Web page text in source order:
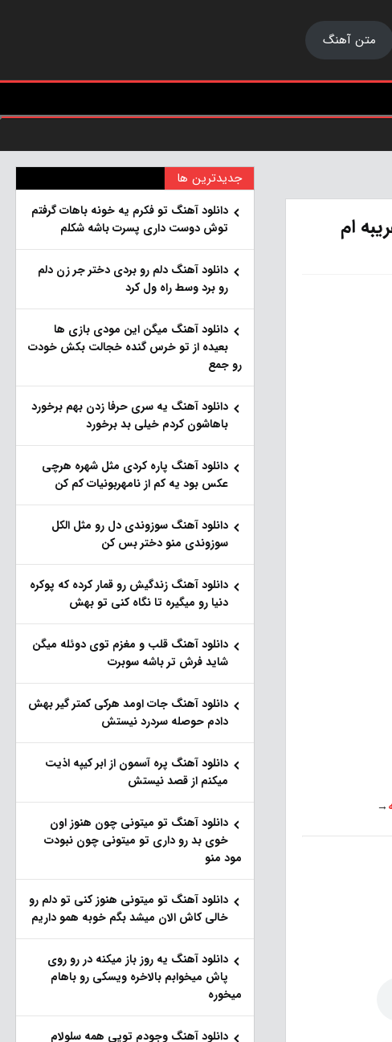
متن آهنگ
ام
→
جدیدترین ها
دانلود آهنگ تو فکرم یه خونه باهات گرفتم
توش دوست داری پسرت باشه شکلم
دانلود آهنگ دلم رو بردی دختر جر زن دلم
رو برد وسط راه ول کرد
دانلود آهنگ میگن این مودی بازی ها
بعیده از تو خرس گنده خجالت بکش خودت
رو جمع
دانلود آهنگ یه سری حرفا زدن بهم برخورد
باهاشون کردم خیلی بد برخورد
دانلود آهنگ پاره کردی مثل شهره هرچی
عکس بود یه کم از نامهربونیات کم کن
دانلود آهنگ سوزوندی دل رو مثل الکل
سوزوندی منو دختر بس کن
دانلود آهنگ زندگیش رو قمار کرده که پوکره
دنیا رو میگیره تا نگاه کنی تو بهش
دانلود آهنگ قلب و مغزم توی دوئله میگن
شاید فرش تر باشه سوبرت
دانلود آهنگ جات اومد هرکی کمتر گیر بهش
دادم حوصله سردرد نیستش
دانلود آهنگ پره آسمون از ابر کیپه اذیت
میکنم از قصد نیستش
دانلود آهنگ تو میتونی چون هنوز اون
خوی بد رو داری تو میتونی چون نبودت
مود منو
دانلود آهنگ تو میتونی هنوز کنی تو دلم رو
خالی کاش الان میشد بگم خوبه همو داریم
دانلود آهنگ یه روز باز‌ میکنه در رو روی
پاش میخوابم بالاخره ویسکی رو باهام
میخوره
دانلود آهنگ وجودم تویی همه سلولام